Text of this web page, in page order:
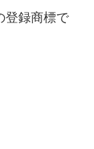
登録商標で